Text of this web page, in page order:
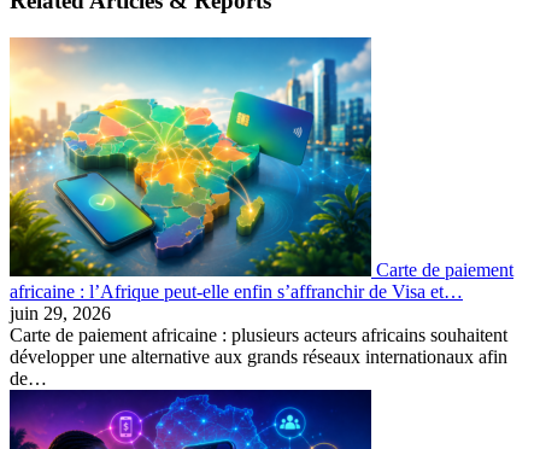
Carte de paiement
africaine : l’Afrique peut-elle enfin s’affranchir de Visa et…
juin 29, 2026
Carte de paiement africaine : plusieurs acteurs africains souhaitent
développer une alternative aux grands réseaux internationaux afin
de…